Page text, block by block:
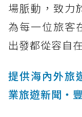
場脈動，致力
為每一位旅客
出發都從容自
提供海內外旅
業旅遊新聞‧